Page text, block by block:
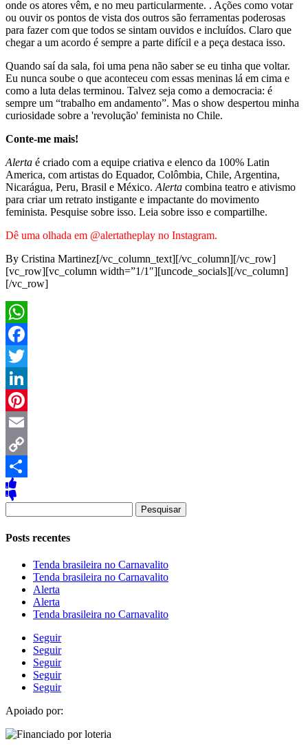
onde os atores vêm, e no meu particularmente. . Ações como votar
ou ouvir os pontos de vista dos outros são ferramentas poderosas
para fazer com que todos se sintam ouvidos e incluídos. Claro que
chegar a um acordo é sempre a parte difícil e a peça destaca isso.
Quando saí da sala, foi uma pena não saber se eu tinha que voltar.
Eu nunca soube o que aconteceu com essas meninas lá em cima e
como a luta delas terminou. Talvez seja como a democracia: é
sempre um “trabalho em andamento”. Mas o show despertou minha
curiosidade sobre a 'revolução' feminista no Chile.
Conte-me mais!
Alerta é criado com a equipe criativa e elenco da 100% Latin
America, com artistas do Equador, Colômbia, Chile, Argentina,
Nicarágua, Peru, Brasil e México. Alerta combina teatro e ativismo
para criar um retrato instigante e impactante do movimento
feminista. Pesquise sobre isso. Leia sobre isso e compartilhe.
Dê uma olhada em @alertatheplay no Instagram.
By Cristina Martinez[/vc_column_text][/vc_column][/vc_row]
[vc_row][vc_column width=”1/1″][uncode_socials][/vc_column]
[/vc_row]
WhatsApp
Facebook
Twitter
LinkedIn
Pinterest
Email
Copy
Link
Share
por:
Posts recentes
Tenda brasileira no Carnavalito
Tenda brasileira no Carnavalito
Alerta
Alerta
Tenda brasileira no Carnavalito
Seguir
Seguir
Seguir
Seguir
Seguir
Apoiado por: